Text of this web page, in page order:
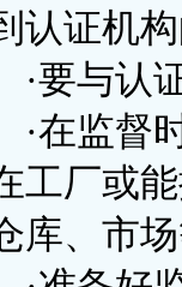
认证机
与认证
监督时
工厂或
库、市